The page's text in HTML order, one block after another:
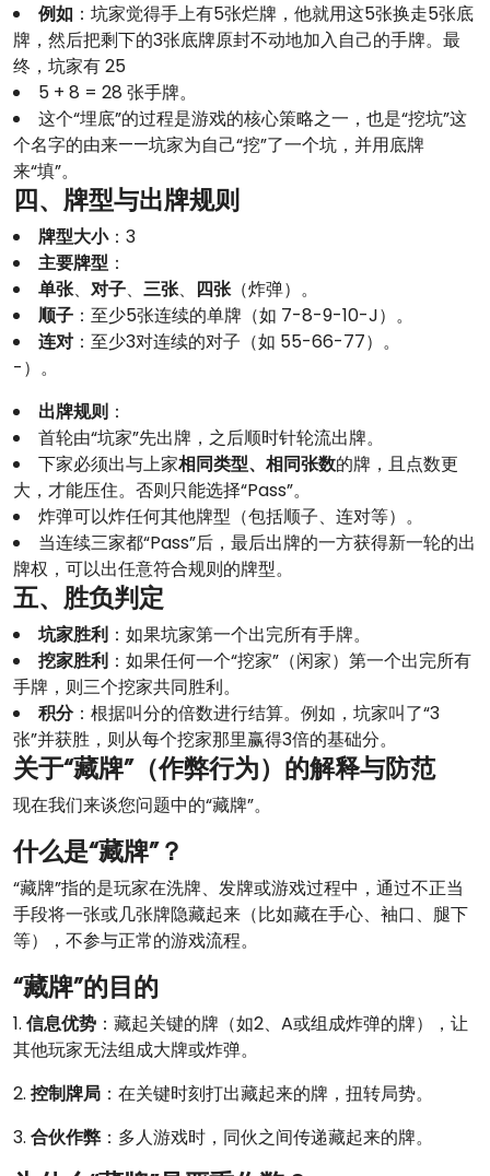
例如 ：坑家觉得手上有5张烂牌，他就用这5张换走5张底
牌，然后把剩下的3张底牌原封不动地加入自己的手牌。最
终，坑家有 25
5 + 8 = 28 张手牌。
这个“埋底”的过程是游戏的核心策略之一，也是“挖坑”这
个名字的由来——坑家为自己“挖”了一个坑，并用底牌
来“填”。
四、牌型与出牌规则
牌型大小：3
主要牌型 ：
单张、 对子、 三张、 四张（炸弹）。
顺子 ：至少5张连续的单牌（如 7-8-9-10-J）。
连对 ：至少3对连续的对子（如 55-66-77）。
-）。
出牌规则 ：
首轮由“坑家”先出牌，之后顺时针轮流出牌。
下家必须出与上家相同类型、相同张数的牌，且点数更
大，才能压住。否则只能选择“Pass”。
炸弹可以炸任何其他牌型（包括顺子、连对等）。
当连续三家都“Pass”后，最后出牌的一方获得新一轮的出
牌权，可以出任意符合规则的牌型。
五、胜负判定
坑家胜利 ：如果坑家第一个出完所有手牌。
挖家胜利 ：如果任何一个“挖家”（闲家）第一个出完所有
手牌，则三个挖家共同胜利。
积分：根据叫分的倍数进行结算。例如，坑家叫了“3
张”并获胜，则从每个挖家那里赢得3倍的基础分。
关于“藏牌”（作弊行为）的解释与防范
现在我们来谈您问题中的“藏牌”。
什么是“藏牌”？
“藏牌”指的是玩家在洗牌、发牌或游戏过程中，通过不正当
手段将一张或几张牌隐藏起来（比如藏在手心、袖口、腿下
等），不参与正常的游戏流程。
“藏牌”的目的
1. 信息优势 ：藏起关键的牌（如2、A或组成炸弹的牌），让
其他玩家无法组成大牌或炸弹。
2. 控制牌局 ：在关键时刻打出藏起来的牌，扭转局势。
3. 合伙作弊 ：多人游戏时，同伙之间传递藏起来的牌。